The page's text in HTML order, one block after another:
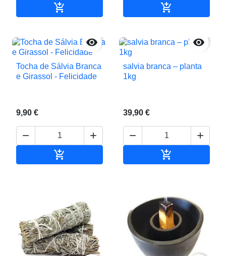
 

Tocha de Sálvia Branca
e Girassol - Felicidade
9,90 €
 


salvia branca – planta
1kg
39,90 €
 
